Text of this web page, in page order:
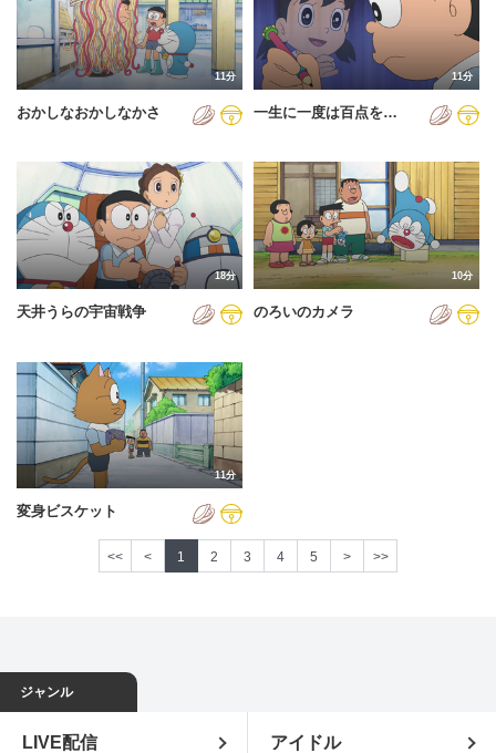
11分
おかしなおかしなかさ
11分
一生に一度は百点を…
18分
天井うらの宇宙戦争
10分
のろいのカメラ
11分
変身ビスケット
<< < 1 2 3 4 5 > >>
ジャンル
LIVE配信 アイドル